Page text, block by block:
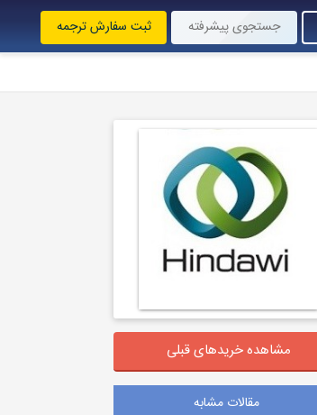
جستجوی پیشرفته ثبت سفارش ترجمه
مشاهده خریدهای قبلی
مقالات مشابه